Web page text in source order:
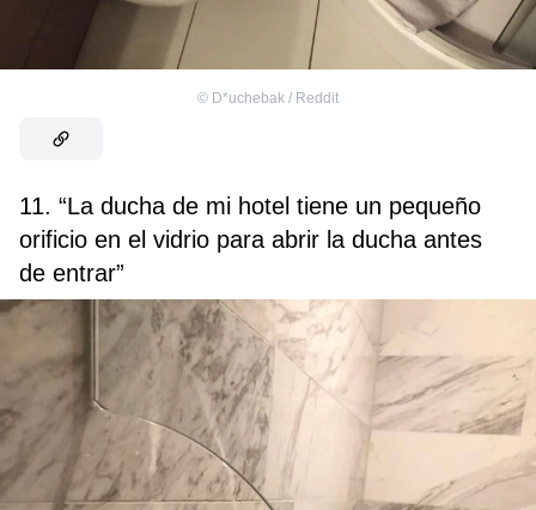
© D*uchebak / Reddit
11. “La ducha de mi hotel tiene un pequeño
orificio en el vidrio para abrir la ducha antes
de entrar”